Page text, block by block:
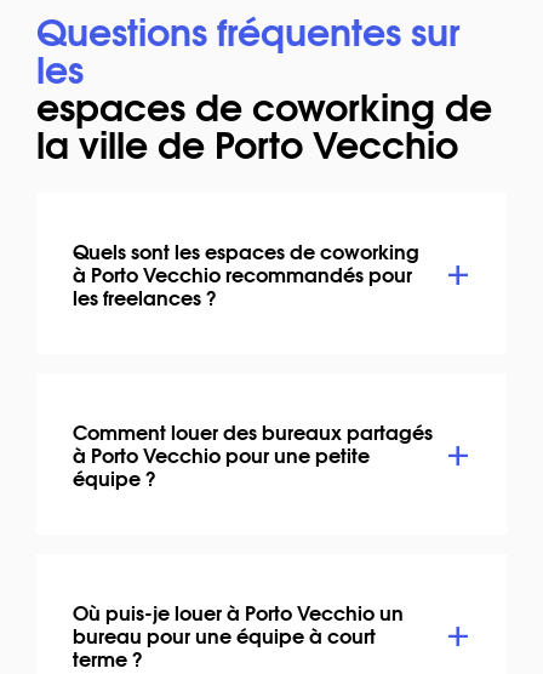
Questions fréquentes sur
les
espaces de coworking de
la ville de Porto Vecchio
Quels sont les espaces de coworking
à Porto Vecchio recommandés pour
les freelances ?
Comment louer des bureaux partagés
à Porto Vecchio pour une petite
équipe ?
Où puis-je louer à Porto Vecchio un
bureau pour une équipe à court
terme ?